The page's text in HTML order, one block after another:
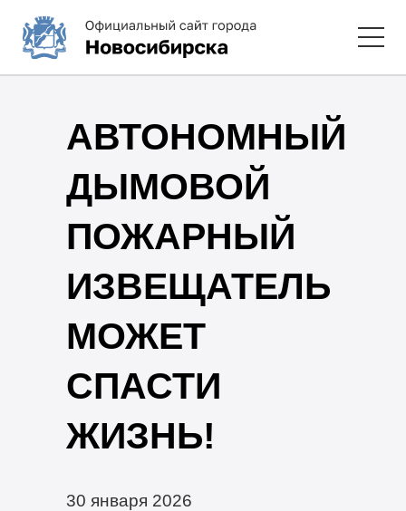
АВТОНОМНЫЙ
ДЫМОВОЙ
ПОЖАРНЫЙ
ИЗВЕЩАТЕЛЬ
МОЖЕТ
СПАСТИ
ЖИЗНЬ!
30 января 2026